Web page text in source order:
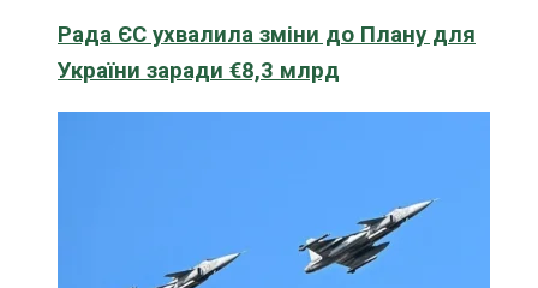
Рада ЄС ухвалила зміни до Плану для
України заради €8,3 млрд